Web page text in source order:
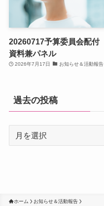
20260717予算委員会配付
資料兼パネル
2026年7月17日 お知らせ＆活動報告
過去の投稿
ホーム お知らせ＆活動報告